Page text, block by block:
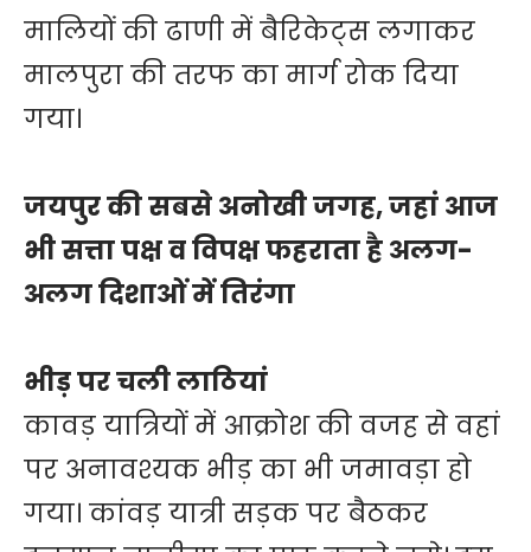
मालियों की ढाणी में बैरिकेट्स लगाकर
मालपुरा की तरफ का मार्ग रोक दिया
गया।
जयपुर की सबसे अनोखी जगह, जहां आज
भी सत्ता पक्ष व विपक्ष फहराता है अलग-
अलग दिशाओं में तिरंगा
भीड़ पर चली लाठियां
कावड़ यात्रियों में आक्रोश की वजह से वहां
पर अनावश्यक भीड़ का भी जमावड़ा हो
गया। कांवड़ यात्री सड़क पर बैठकर